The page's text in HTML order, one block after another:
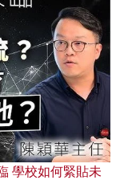
學校如何緊貼未